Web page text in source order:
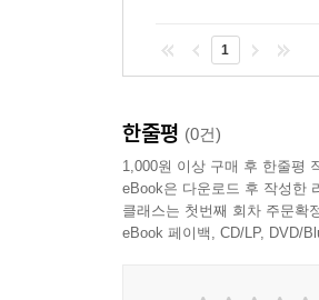
1
한줄평 (0건)
1,000원 이상 구매 후 한줄평
eBook은 다운로드 후 작성한
클래스는 첫번째 회차 주문확
eBook 페이백, CD/LP, DVD/